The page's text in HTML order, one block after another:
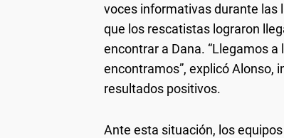
voces informativas durante las
que los rescatistas lograron
encontrar a Dana. “Llegamos
encontramos”, explicó Alonso,
resultados positivos.
Ante esta situación, los